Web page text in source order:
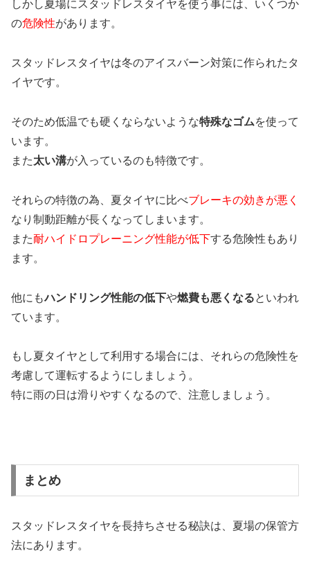
しかし夏場にスタッドレスタイヤを使う事には、いくつか
の危険性があります。
スタッドレスタイヤは冬のアイスバーン対策に作られたタ
イヤです。
そのため低温でも硬くならないような特殊なゴムを使って
います。
また太い溝が入っているのも特徴です。
それらの特徴の為、夏タイヤに比べブレーキの効きが悪く
なり制動距離が長くなってしまいます。
また耐ハイドロプレーニング性能が低下する危険性もあり
ます。
他にもハンドリング性能の低下や燃費も悪くなるといわれ
ています。
もし夏タイヤとして利用する場合には、それらの危険性を
考慮して運転するようにしましょう。
特に雨の日は滑りやすくなるので、注意しましょう。
まとめ
スタッドレスタイヤを長持ちさせる秘訣は、夏場の保管方
法にあります。